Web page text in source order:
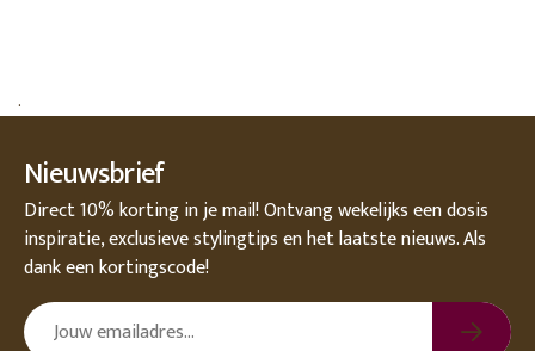
.
Nieuwsbrief
Direct 10% korting in je mail! Ontvang wekelijks een dosis
inspiratie, exclusieve stylingtips en het laatste nieuws. Als
dank een kortingscode!